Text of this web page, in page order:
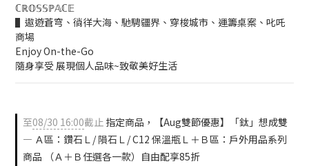
ℂℝ𝕆𝕊𝕊ℙ𝔸ℂ𝔼
▌遨遊蒼穹、徜徉大海、馳騁疆界、穿梭城市、運籌桌案、叱吒
商場
Enjoy On-the-Go
隨身享受 展現個人品味~致敬美好生活
至08/30 16:00截止 指定商品，【Aug雙節優惠】「鈦」想成雙
— Ａ區：鑽石Ｌ/ 隕石Ｌ/ C12 保溫瓶Ｌ＋Ｂ區：戶外用品系列
商品 （Ａ＋Ｂ任選各一款）自由配享85折